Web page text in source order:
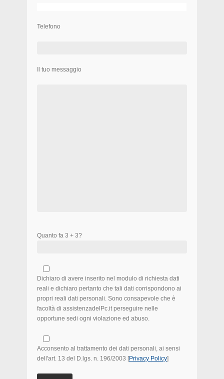
Telefono
Il tuo messaggio
Quanto fa 3 + 3?
Dichiaro di avere inserito nel modulo di richiesta dati
reali e dichiaro pertanto che tali dati corrispondono ai
propri reali dati personali. Sono consapevole che è
facoltà di assistenzadelPc.it perseguire nelle
opportune sedi ogni violazione ed abuso.
Acconsento al trattamento dei dati personali, ai sensi
dell'art. 13 del D.lgs. n. 196/2003 [Privacy Policy]